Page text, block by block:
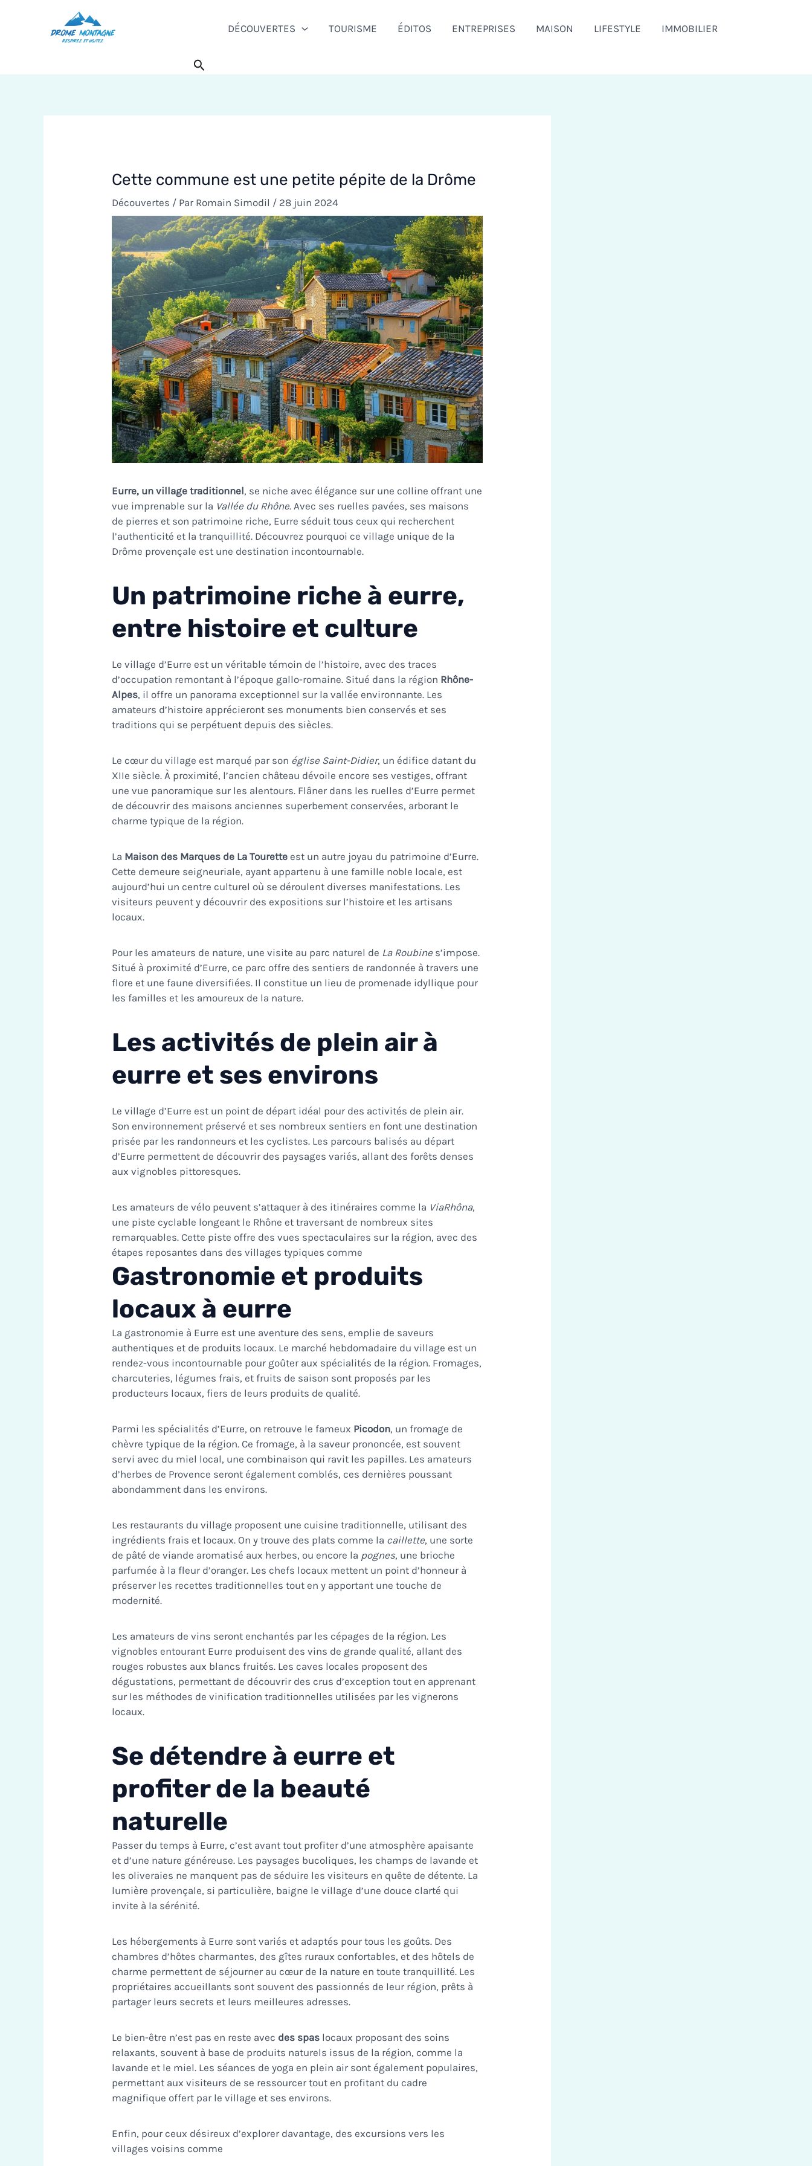
DÉCOUVERTES TOURISME ÉDITOS ENTREPRISES MAISON LIFESTYLE IMMOBILIER
Rechercher
Cette commune est une petite pépite de la Drôme
Découvertes / Par Romain Simodil / 28 juin 2024
Eurre, un village traditionnel, se niche avec élégance sur une colline offrant une
vue imprenable sur la Vallée du Rhône. Avec ses ruelles pavées, ses maisons
de pierres et son patrimoine riche, Eurre séduit tous ceux qui recherchent
l’authenticité et la tranquillité. Découvrez pourquoi ce village unique de la
Drôme provençale est une destination incontournable.
Un patrimoine riche à eurre,
entre histoire et culture
Le village d’Eurre est un véritable témoin de l’histoire, avec des traces
d’occupation remontant à l’époque gallo-romaine. Situé dans la région Rhône-
Alpes, il offre un panorama exceptionnel sur la vallée environnante. Les
amateurs d’histoire apprécieront ses monuments bien conservés et ses
traditions qui se perpétuent depuis des siècles.
Le cœur du village est marqué par son église Saint-Didier, un édifice datant du
XIIe siècle. À proximité, l’ancien château dévoile encore ses vestiges, offrant
une vue panoramique sur les alentours. Flâner dans les ruelles d’Eurre permet
de découvrir des maisons anciennes superbement conservées, arborant le
charme typique de la région.
La Maison des Marques de La Tourette est un autre joyau du patrimoine d’Eurre.
Cette demeure seigneuriale, ayant appartenu à une famille noble locale, est
aujourd’hui un centre culturel où se déroulent diverses manifestations. Les
visiteurs peuvent y découvrir des expositions sur l’histoire et les artisans
locaux.
Pour les amateurs de nature, une visite au parc naturel de La Roubine s’impose.
Situé à proximité d’Eurre, ce parc offre des sentiers de randonnée à travers une
flore et une faune diversifiées. Il constitue un lieu de promenade idyllique pour
les familles et les amoureux de la nature.
Les activités de plein air à
eurre et ses environs
Le village d’Eurre est un point de départ idéal pour des activités de plein air.
Son environnement préservé et ses nombreux sentiers en font une destination
prisée par les randonneurs et les cyclistes. Les parcours balisés au départ
d’Eurre permettent de découvrir des paysages variés, allant des forêts denses
aux vignobles pittoresques.
Les amateurs de vélo peuvent s’attaquer à des itinéraires comme la ViaRhôna,
une piste cyclable longeant le Rhône et traversant de nombreux sites
remarquables. Cette piste offre des vues spectaculaires sur la région, avec des
étapes reposantes dans des villages typiques comme
Gastronomie et produits
locaux à eurre
La gastronomie à Eurre est une aventure des sens, emplie de saveurs
authentiques et de produits locaux. Le marché hebdomadaire du village est un
rendez-vous incontournable pour goûter aux spécialités de la région. Fromages,
charcuteries, légumes frais, et fruits de saison sont proposés par les
producteurs locaux, fiers de leurs produits de qualité.
Parmi les spécialités d’Eurre, on retrouve le fameux Picodon, un fromage de
chèvre typique de la région. Ce fromage, à la saveur prononcée, est souvent
servi avec du miel local, une combinaison qui ravit les papilles. Les amateurs
d’herbes de Provence seront également comblés, ces dernières poussant
abondamment dans les environs.
Les restaurants du village proposent une cuisine traditionnelle, utilisant des
ingrédients frais et locaux. On y trouve des plats comme la caillette, une sorte
de pâté de viande aromatisé aux herbes, ou encore la pognes, une brioche
parfumée à la fleur d’oranger. Les chefs locaux mettent un point d’honneur à
préserver les recettes traditionnelles tout en y apportant une touche de
modernité.
Les amateurs de vins seront enchantés par les cépages de la région. Les
vignobles entourant Eurre produisent des vins de grande qualité, allant des
rouges robustes aux blancs fruités. Les caves locales proposent des
dégustations, permettant de découvrir des crus d’exception tout en apprenant
sur les méthodes de vinification traditionnelles utilisées par les vignerons
locaux.
Se détendre à eurre et
profiter de la beauté
naturelle
Passer du temps à Eurre, c’est avant tout profiter d’une atmosphère apaisante
et d’une nature généreuse. Les paysages bucoliques, les champs de lavande et
les oliveraies ne manquent pas de séduire les visiteurs en quête de détente. La
lumière provençale, si particulière, baigne le village d’une douce clarté qui
invite à la sérénité.
Les hébergements à Eurre sont variés et adaptés pour tous les goûts. Des
chambres d’hôtes charmantes, des gîtes ruraux confortables, et des hôtels de
charme permettent de séjourner au cœur de la nature en toute tranquillité. Les
propriétaires accueillants sont souvent des passionnés de leur région, prêts à
partager leurs secrets et leurs meilleures adresses.
Le bien-être n’est pas en reste avec des spas locaux proposant des soins
relaxants, souvent à base de produits naturels issus de la région, comme la
lavande et le miel. Les séances de yoga en plein air sont également populaires,
permettant aux visiteurs de se ressourcer tout en profitant du cadre
magnifique offert par le village et ses environs.
Enfin, pour ceux désireux d’explorer davantage, des excursions vers les
villages voisins comme